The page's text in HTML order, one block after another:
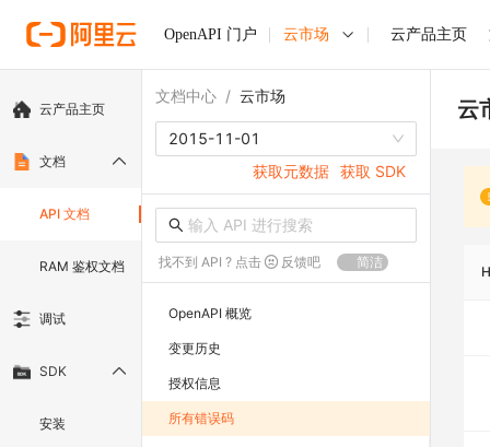
OpenAPI 门户 云市场 云产品主页
云产品主页
文档
API 文档
RAM 鉴权文档
调试
SDK
安装
文档中心 / 云市场
2015-11-01
获取元数据 获取 SDK
找不到 API ? 点击 反馈吧 简洁
OpenAPI 概览
变更历史
授权信息
所有错误码
云